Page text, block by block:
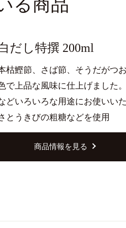
る商品
だし特撰 200ml
枯鰹節、さば節、そうだがつ
で上品な風味に仕上げました
どいろいろな用途にお使いい
とうきびの粗糖などを使用
商品情報を見る